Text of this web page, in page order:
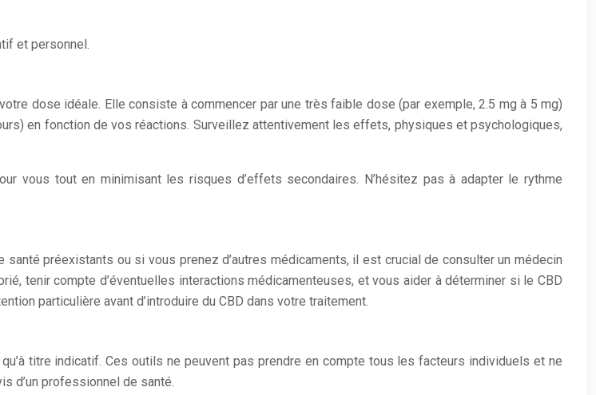
et personnel.
dose idéale. Elle consiste à commencer par une très faible dose (par exemple, 2.5 mg à 5 mg)
en fonction de vos réactions. Surveillez attentivement les effets, physiques et psychologiques,
vous tout en minimisant les risques d’effets secondaires. N’hésitez pas à adapter le rythme
préexistants ou si vous prenez d’autres médicaments, il est crucial de consulter un médecin
tenir compte d’éventuelles interactions médicamenteuses, et vous aider à déterminer si le CBD
particulière avant d’introduire du CBD dans votre traitement.
titre indicatif. Ces outils ne peuvent pas prendre en compte tous les facteurs individuels et ne
d’un professionnel de santé.